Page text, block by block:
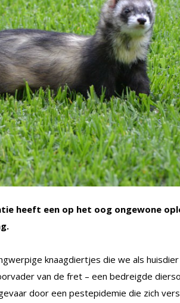
heeft een op het oog ongewone
knaagdiertjes die we als huisdier
van de fret – een bedreigde
door een pestepidemie die zich